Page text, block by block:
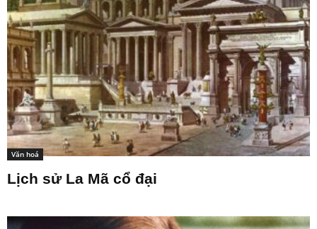
Văn hoá
Lịch sử La Mã cổ đại